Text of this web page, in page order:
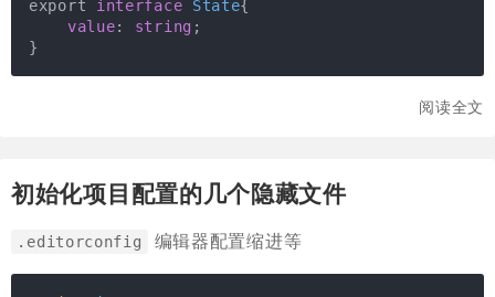
export interface State{
value: string ;
}
阅读全文
初始化项目配置的几个隐藏文件
.editorconfig 编辑器配置缩进等